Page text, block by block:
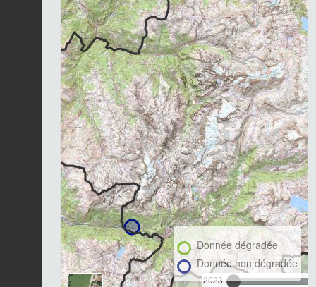
2023
Donnée dégradée
Donnée non dégradée